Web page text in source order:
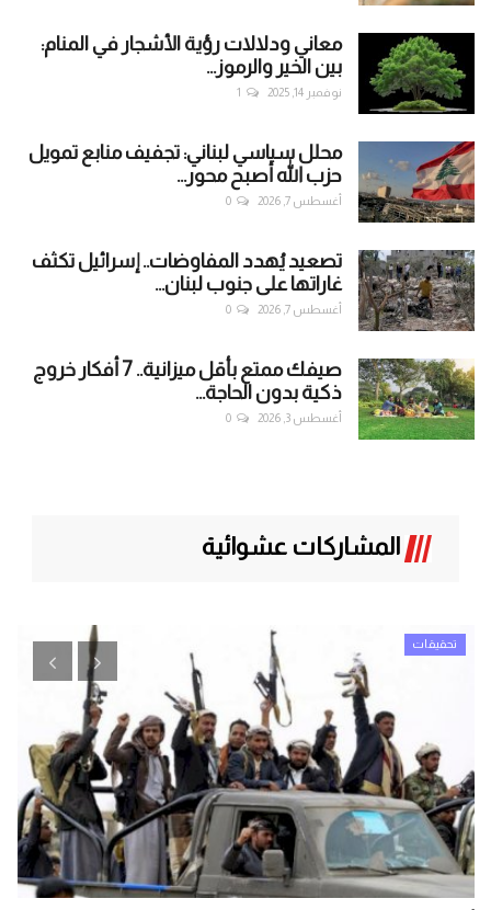
معاني ودلالات رؤية الأشجار في المنام:
بين الخير والرموز...
نوفمبر 14, 2025 1
محلل سياسي لبناني: تجفيف منابع تمويل
حزب الله أصبح محور...
أغسطس 7, 2026 0
تصعيد يُهدد المفاوضات.. إسرائيل تكثف
غاراتها على جنوب لبنان...
أغسطس 7, 2026 0
صيفك ممتع بأقل ميزانية.. 7 أفكار خروج
ذكية بدون الحاجة...
أغسطس 3, 2026 0
المشاركات عشوائية
تحقيقات